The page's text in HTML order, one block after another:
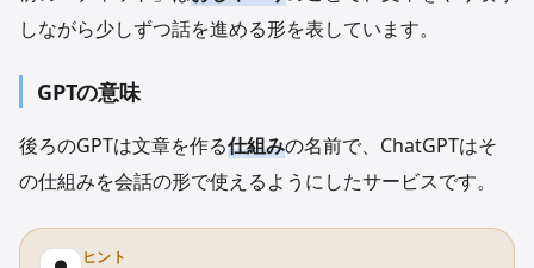
しながら少しずつ話を進める形を表しています。
GPTの意味
後ろのGPTは文章を作る仕組みの名前で、ChatGPTはそ
の仕組みを会話の形で使えるようにしたサービスです。
ヒント